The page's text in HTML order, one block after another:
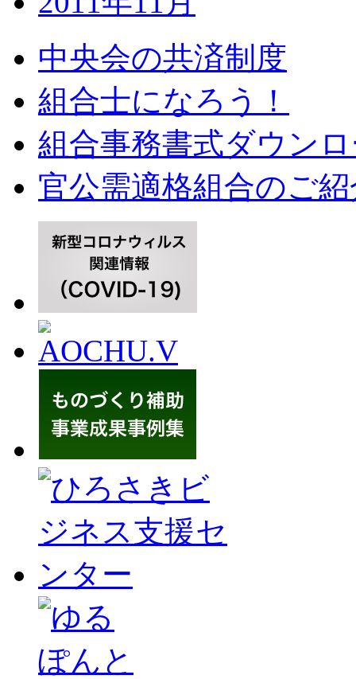
中央会の共済制度
組合士になろう！
組合事務書式ダウン
官公需適格組合のご